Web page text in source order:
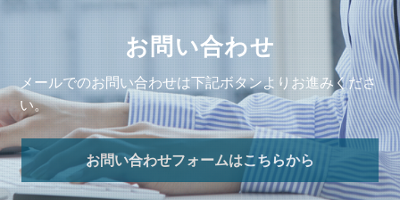
お問い合わせ
メールでのお問い合わせは下記ボタンよりお進みくださ
い。
お問い合わせフォームはこちらから